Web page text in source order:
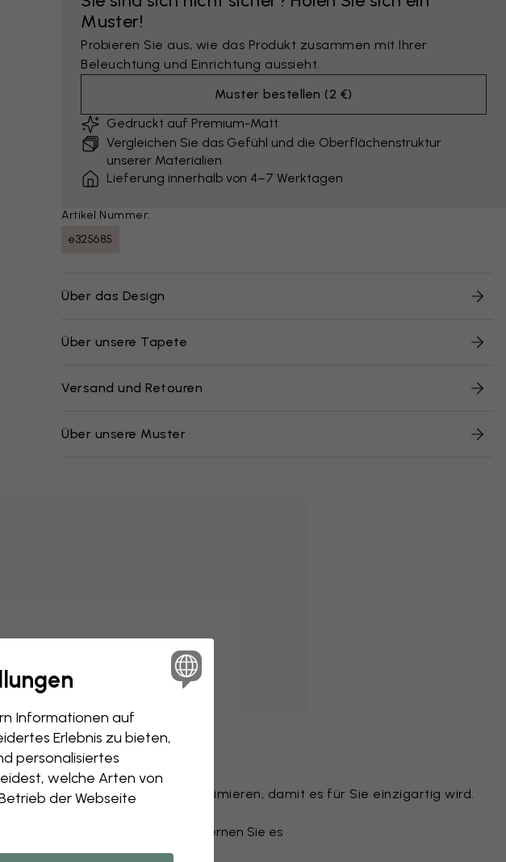
Muster!
Probieren Sie aus, wie das Produkt zusammen mit Ihrer
Beleuchtung und Einrichtung aussieht.
Muster bestellen (2 €)
Gedruckt auf Premium-Matt
Vergleichen Sie das Gefühl und die Oberflächenstruktur
unserer Materialien
Lieferung innerhalb von 4–7 Werktagen
Artikel Nummer:
e325685
Über das Design
Über unsere Tapete
Versand und Retouren
Über unsere Muster
Sie Ihre Tapete
Designteam kann jedes Motiv optimieren, damit es für Sie einzigartig wird.
Sie ein Objekt hinzu oder entfernen Sie es
Sie ein Detail
Informationen auf
Erlebnis zu bieten,
personalisiertes
welche Arten von
der Webseite